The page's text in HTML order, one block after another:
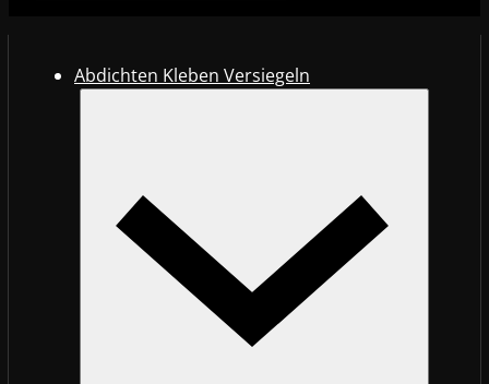
Abdichten Kleben Versiegeln